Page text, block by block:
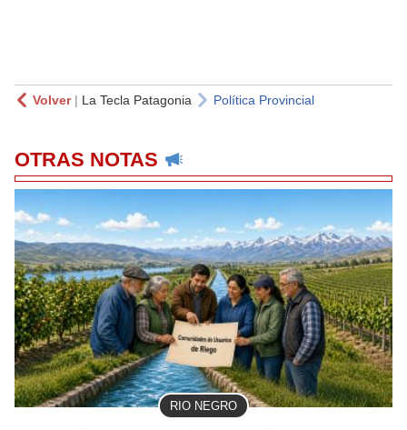
Volver| La Tecla Patagonia Política Provincial
OTRAS NOTAS
RIO NEGRO